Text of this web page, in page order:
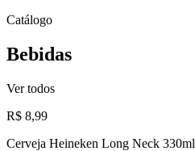
Catálogo
Bebidas
Ver todos
R$ 8,99
Cerveja Heineken Long Neck 330ml